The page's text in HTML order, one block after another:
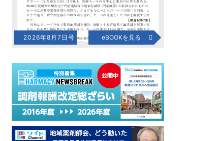
2026年8月7日号 eBOOKを見る